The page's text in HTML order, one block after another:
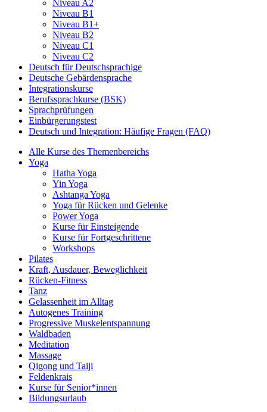
Niveau A2
Niveau B1
Niveau B1+
Niveau B2
Niveau C1
Niveau C2
Deutsch für Deutschsprachige
Deutsche Gebärdensprache
Integrationskurse
Berufssprachkurse (BSK)
Sprachprüfungen
Einbürgerungstest
Deutsch und Integration: Häufige Fragen (FAQ)
Alle Kurse des Themenbereichs
Yoga
Hatha Yoga
Yin Yoga
Ashtanga Yoga
Yoga für Rücken und Gelenke
Power Yoga
Kurse für Einsteigende
Kurse für Fortgeschrittene
Workshops
Pilates
Kraft, Ausdauer, Beweglichkeit
Rücken-Fitness
Tanz
Gelassenheit im Alltag
Autogenes Training
Progressive Muskelentspannung
Waldbaden
Meditation
Massage
Qigong und Taiji
Feldenkrais
Kurse für Senior*innen
Bildungsurlaub